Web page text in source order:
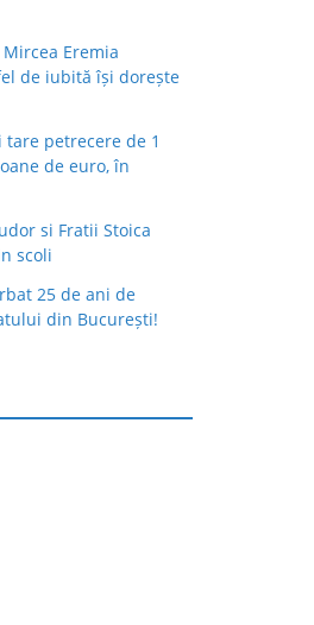
Mircea Eremia
de iubită își dorește
tare petrecere de 1
de euro, în
si Fratii Stoica
scoli
25 de ani de
din București!